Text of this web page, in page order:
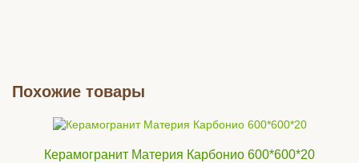
Похожие товары
Керамогранит Материя Карбонио 600*600*20